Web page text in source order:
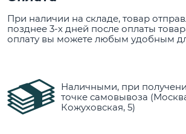
При наличии на складе, товар
позднее 3-х дней после оплаты
оплату вы можете любым удобным
Наличными, при
точке самовывоза
Кожуховская, 5)